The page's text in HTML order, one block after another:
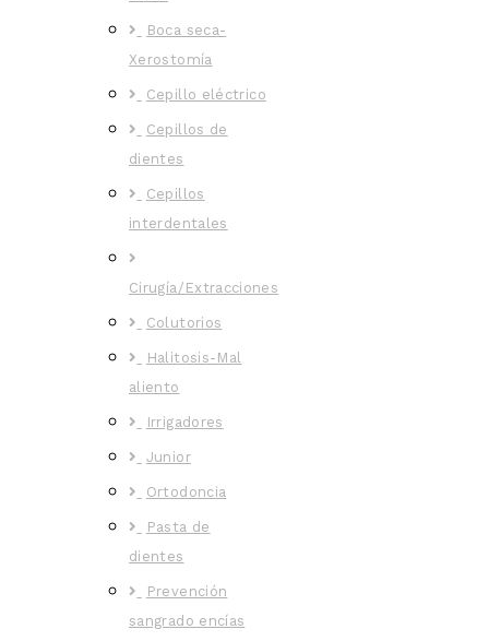
Boca seca-
Xerostomía
Cepillo eléctrico
Cepillos de
dientes
Cepillos
interdentales
Cirugía/Extracciones
Colutorios
Halitosis-Mal
aliento
Irrigadores
Junior
Ortodoncia
Pasta de
dientes
Prevención
sangrado encías